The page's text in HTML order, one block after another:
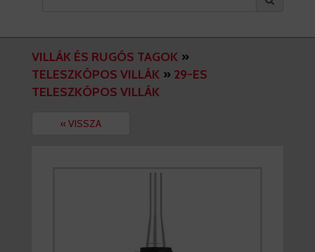
VILLÁK ÉS RUGÓS TAGOK »
TELESZKÓPOS VILLÁK » 29-ES
TELESZKÓPOS VILLÁK
« VISSZA